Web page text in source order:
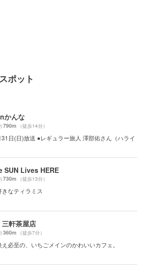
ポット
かんな
790m （徒歩14分）
日(日)放送 ●レギュラー旅人 澤部佑さん（ハライ
SUN Lives HERE
730m （徒歩13分）
なティラミス
軒茶屋店
360m （徒歩7分）
必至の、いちごメインのかわいいカフェ。